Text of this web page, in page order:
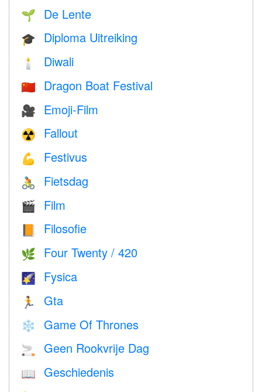
🌱 De Lente
🎓 Diploma Uitreiking
🕯 Diwali
🇨🇳 Dragon Boat Festival
🎥 Emoji-Film
☢️ Fallout
💪 Festivus
🚴 Fietsdag
🎬 Film
📙 Filosofie
🌿 Four Twenty / 420
🌠 Fysica
🏃 Gta
❄️ Game Of Thrones
🚬 Geen Rookvrije Dag
📖 Geschiedenis